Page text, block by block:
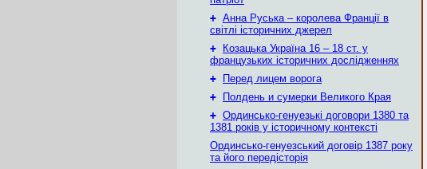
+ Анна Руська – королева Франції в
світлі історичних джерел
+
Козацька Україна 16 – 18 ст. у
французьких історичних дослідженнях
+
Перед лицем ворога
+
Полдень и сумерки Великого Края
+ Ординсько-генуезькі договори 1380 та
1381 років у історичному контексті
Ординсько-генуезський договір 1387 року
та його передісторія